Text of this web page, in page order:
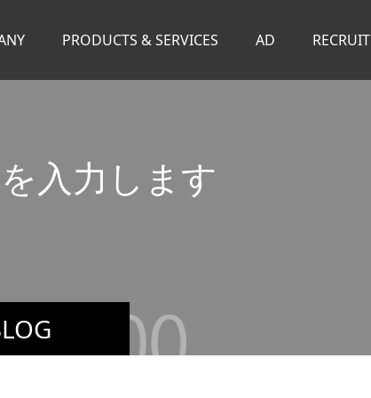
PRODUCTS & SERVICES AD RECRUIT
入力し ます。